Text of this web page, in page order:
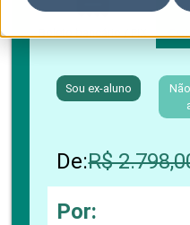
Boleto bancário / PIX
Sou ex-aluno
De:R$
Por: